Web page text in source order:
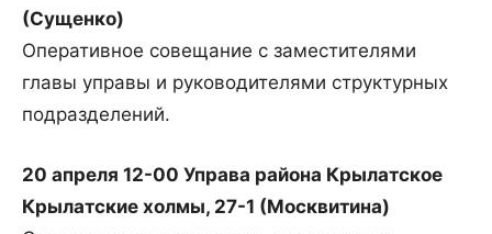
(Сущенко)
Оперативное совещание с заместителями
главы управы и руководителями структурных
подразделений.
20 апреля 12-00 Управа района Крылатское
Крылатские холмы, 27-1 (Москвитина)